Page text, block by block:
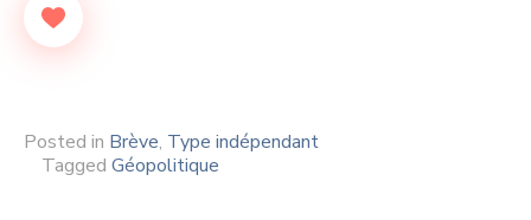
Posted in Brève, Type indépendant
Tagged Géopolitique